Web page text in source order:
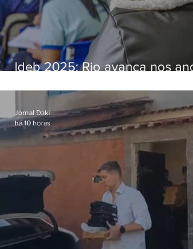
Ideb 2025: Rio avança nos
nacional
Jornal Daki
há 10 horas